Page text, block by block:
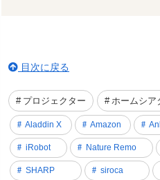
目次に戻る
プロジェクター ホームシア
Aladdin X Amazon
iRobot Nature Remo
SHARP siroca